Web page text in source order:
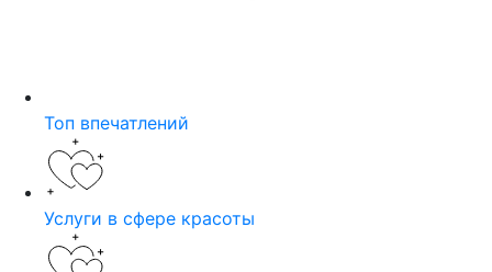
Топ впечатлений
Услуги в сфере красоты